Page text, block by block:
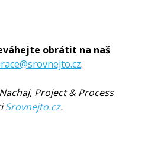
obrátit na naš
.
Project & Process
Srovnejto.cz.